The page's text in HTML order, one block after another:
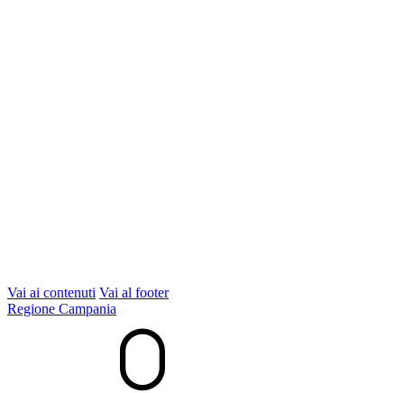
Vai ai contenuti Vai al footer
Regione Campania